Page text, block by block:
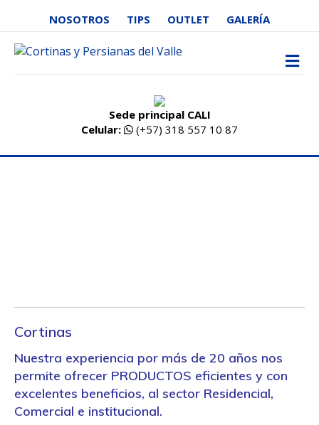
NOSOTROS TIPS OUTLET GALERÍA
Sede principal CALI
Celular:
(+57) 318 557 10 87
Cortinas
Nuestra experiencia por más de 20 años nos
permite ofrecer PRODUCTOS eficientes y con
excelentes beneficios, al sector Residencial,
Comercial e institucional.